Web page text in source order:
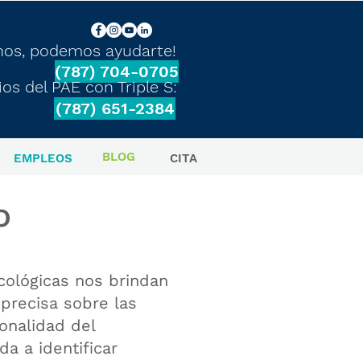
podemos ayudarte!
(787) 704-0705
del PAE con Triple S:
(787) 651-2384
EMPLEOS BLOG CITA
nos brindan
sobre las
del
a identificar